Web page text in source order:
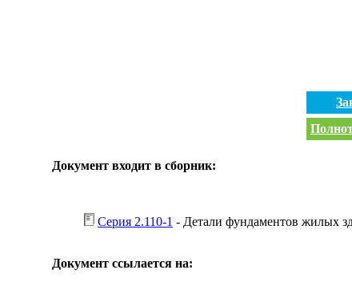
Документ входит в сборник:
Серия 2.110-1 - Детали фундаментов жилых
Документ ссылается на: